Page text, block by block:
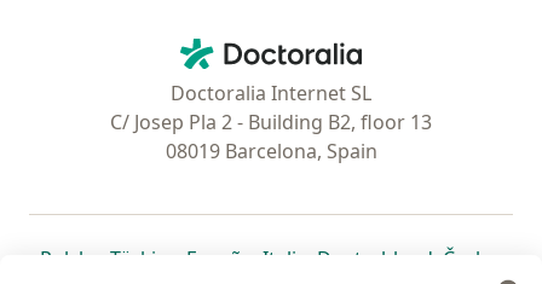
Doctoralia - Página de inicio
Doctoralia Internet SL
C/ Josep Pla 2 - Building B2, floor 13
08019 Barcelona, Spain
Polska se abre en una nueva pestaña
Türkiye se abre en una nueva pestaña
España se abre en una nueva pestaña
Italia se abre en una nueva
Deutschlandse abre en
Česko